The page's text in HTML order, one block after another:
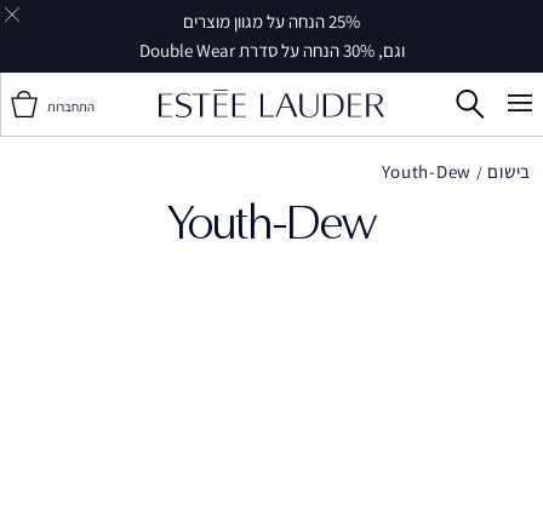
25% הנחה על מגוון מוצרים
וגם, 30% הנחה על סדרת Double Wear
התחברות
בישום Youth-Dew
Youth-Dew